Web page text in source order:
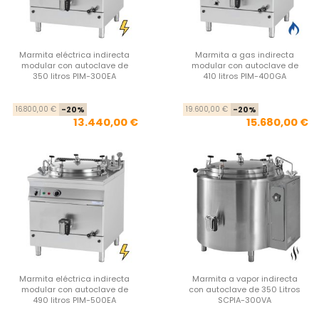
Marmita eléctrica indirecta
modular con autoclave de
350 litros PIM-300EA
Precio base
16.800,00 € -20%
13.440,00 €
Marmita a gas indirecta
modular con autoclave de
410 litros PIM-400GA
19.600,00 € -20%
15.680,00 €
Marmita eléctrica indirecta
modular con autoclave de
490 litros PIM-500EA
Marmita a vapor indirecta
con autoclave de 350 Litros
SCPIA-300VA